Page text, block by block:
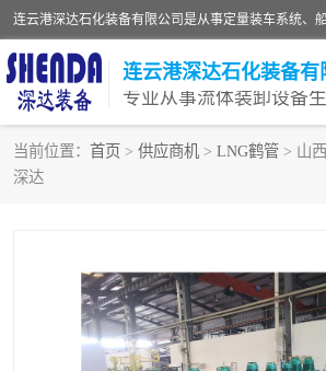
连云港深达石化装备有
当前位置： 首页 > 供应商机 > LNG鹤管 > 山
深达
鹤管
液氨装鹤管 潜油
流体装卸臂 输油臂